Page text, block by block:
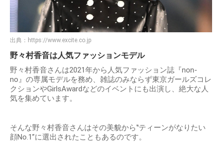
出典： https://www.excite.co.jp
野々村香音は人気ファッションモデル
野々村香音さんは2021年から人気ファッション誌『non-
no』の専属モデルを務め、雑誌のみならず東京ガールズコレ
クションやGirlsAwardなどのイベントにも出演し、絶大な人
気を集めています。
そんな野々村香音さんはその美貌から‟ティーンがなりたい
顔No.1”に選出されたこともあるのです。